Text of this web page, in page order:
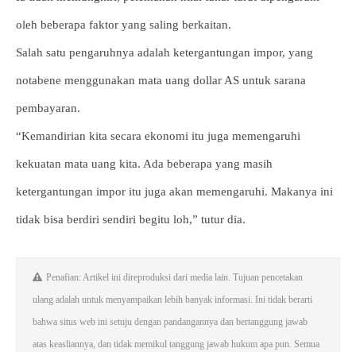
oleh beberapa faktor yang saling berkaitan.
Salah satu pengaruhnya adalah ketergantungan impor, yang
notabene menggunakan mata uang dollar AS untuk sarana
pembayaran.
“Kemandirian kita secara ekonomi itu juga memengaruhi
kekuatan mata uang kita. Ada beberapa yang masih
ketergantungan impor itu juga akan memengaruhi. Makanya ini
tidak bisa berdiri sendiri begitu loh,” tutur dia.
Penafian: Artikel ini direproduksi dari media lain. Tujuan pencetakan
ulang adalah untuk menyampaikan lebih banyak informasi. Ini tidak berarti
bahwa situs web ini setuju dengan pandangannya dan bertanggung jawab
atas keasliannya, dan tidak memikul tanggung jawab hukum apa pun. Semua